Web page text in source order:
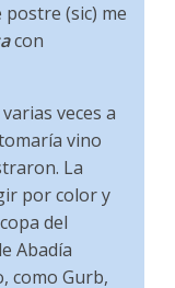
(sic) me
con
veces a
vino
La
por color y
del
Abadía
como Gurb,